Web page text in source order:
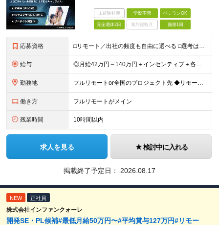
未経験歓迎 学歴不問 ベテランOK
完全週休2日 賞与複数月 面接1回
応募資格 □リモート／出社の頻度も自由に選べる □選考は役員とWeb面談1回のみ □学歴不問／第二新卒歓迎／ブランクOK 【応募条件】 ◎ITエンジニアの実務経験1年以上をお持ちの方 └言語・業界・ジャンル不
給与 ◎月給42万円～140万円＋インセンティブ＋各種手当 ・エンジニア平均年収640万円 ・入社したエンジニア全員年収UP！平均180万円UP！ ・還元率80~95%！平均還元率86.9% ・単価連動型⇒
勤務地 フルリモートor全国のプロジェクト先 ◆リモート実施率93%（リモート／出社の頻度も自分で選べる） ◆UIターン歓迎！転勤なし ※(変更の範囲)上記を除く当社関連勤務地 ＼独立した評価機関による評価
働き方 フルリモートがメイン
残業時間 10時間以内
求人を見る 検討中に入れる
掲載終了予定日： 2026.08.17
NEW 正社員
株式会社インファンクォーレ
開発SE・PL候補#最低月給50万円〜#平均賞与127万円#リモー